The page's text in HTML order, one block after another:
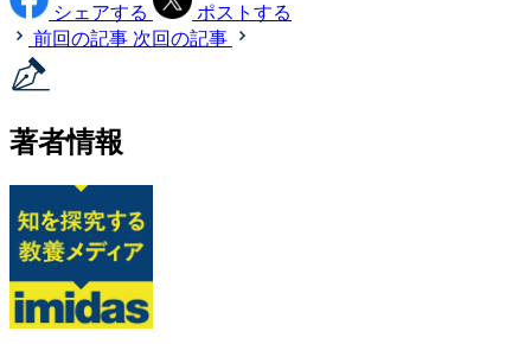
シェアする
ポストする
前回の記事 次回の記事
著者情報